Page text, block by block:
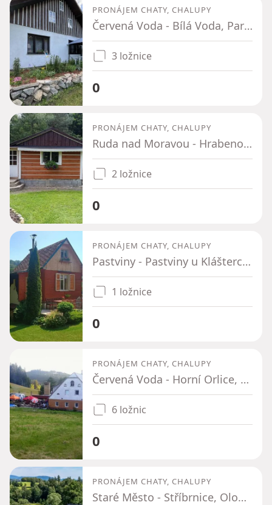
PRONÁJEM CHATY, CHALUPY
Červená Voda - Bílá Voda, Pardubický kraj
3 ložnice
0
PRONÁJEM CHATY, CHALUPY
Ruda nad Moravou - Hrabenov, Olomoucký kraj
2 ložnice
0
PRONÁJEM CHATY, CHALUPY
Pastviny - Pastviny u Klášterce nad Orlicí, Pardubický kraj
1 ložnice
0
PRONÁJEM CHATY, CHALUPY
Červená Voda - Horní Orlice, Pardubický kraj
6 ložnic
0
PRONÁJEM CHATY, CHALUPY
Staré Město - Stříbrnice, Olomoucký kraj